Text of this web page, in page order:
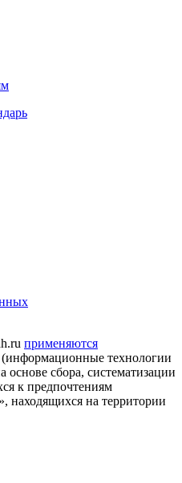
применяются
(информационные технологии
сбора, систематизации
к предпочтениям
находящихся на территории